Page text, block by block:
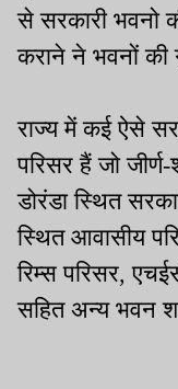
से सरकारी भवनो
कराने ने भवनों की
राज्य में कई ऐसे
परिसर हैं जो
डोरंडा स्थित
स्थित आवासीय
रिम्स परिसर,
सहित अन्य भवन